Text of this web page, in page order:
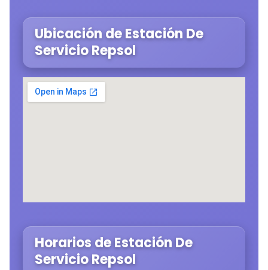
Ubicación de Estación De
Servicio Repsol
Horarios de Estación De
Servicio Repsol